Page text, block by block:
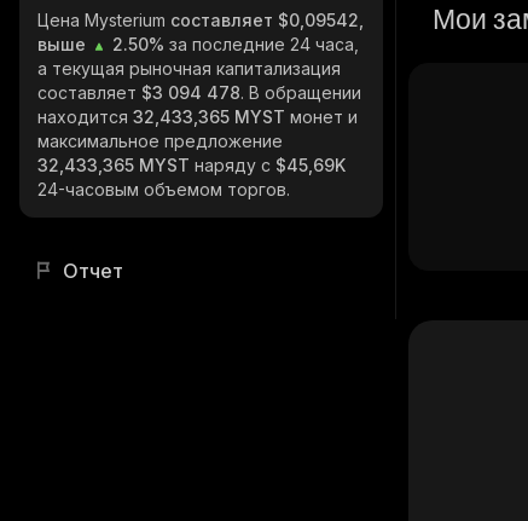
Цена Mysterium составляет $0,09542,
выше
2.50% за последние 24 часа,
а текущая рыночная капитализация
составляет $3 094 478. В обращении
находится 32,433,365 MYST монет и
максимальное предложение
32,433,365 MYST наряду с $45,69K
24-часовым объемом торгов.
Отчет
Мои